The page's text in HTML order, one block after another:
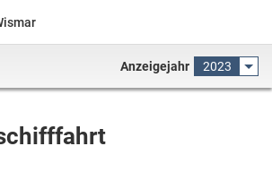
Anzeigejahr 2023